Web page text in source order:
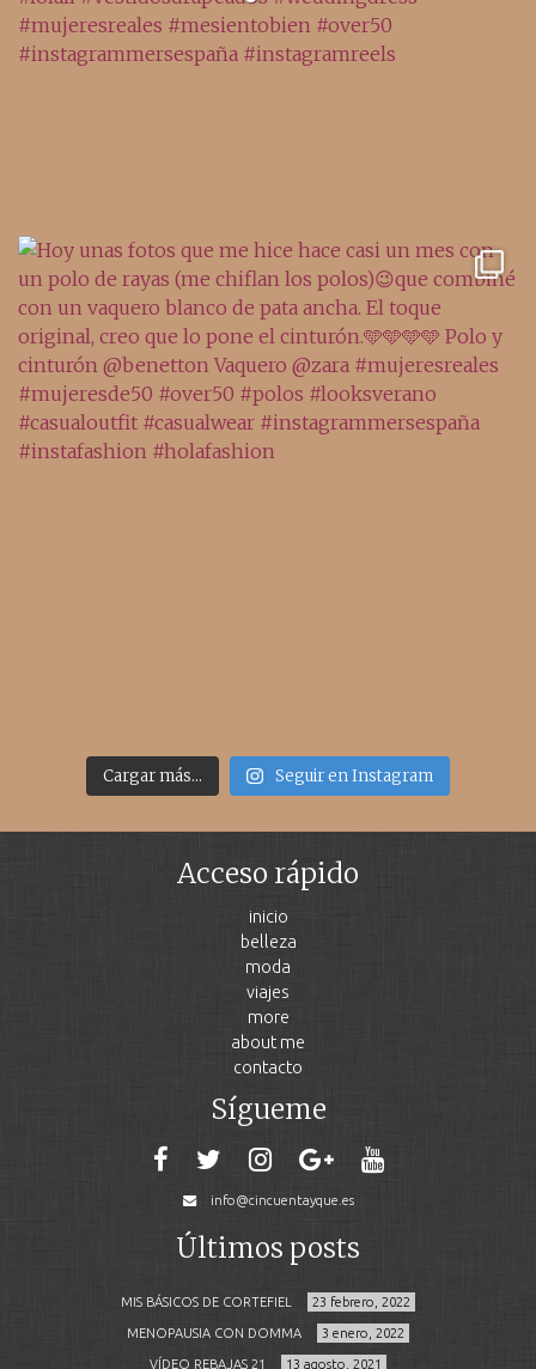
Cargar más... Seguir en Instagram
Acceso rápido
inicio
belleza
moda
viajes
more
about me
contacto
Sígueme
info@cincuentayque.es
Últimos posts
MIS BÁSICOS DE CORTEFIEL 23 febrero, 2022
MENOPAUSIA CON DOMMA 3 enero, 2022
VÍDEO REBAJAS 21 13 agosto, 2021